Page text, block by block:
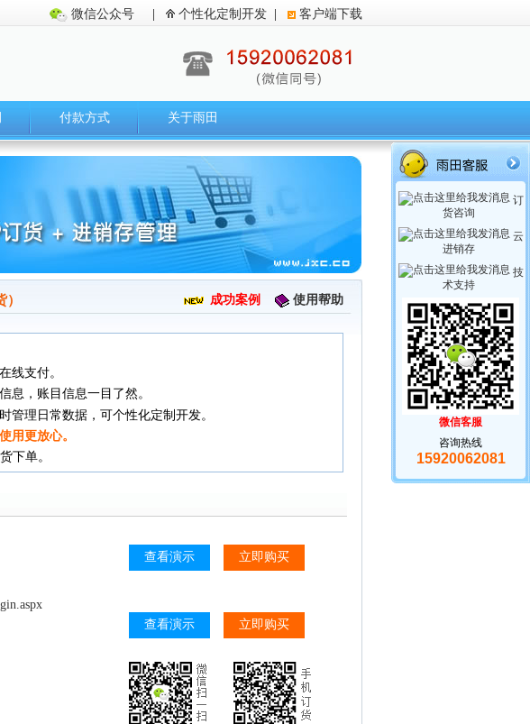
微信公众号 个性化定制开发 客户端下载
付款方式 关于雨田
成功案例 使用帮助
线支付。
息，账目信息一目了然。
管理日常数据，可个性化定制开发。
用更放心。
下单。
查看演示 立即购买
查看演示 立即购买
订
货咨询
云
进销存
技
术支持
微信客服
咨询热线
15920062081